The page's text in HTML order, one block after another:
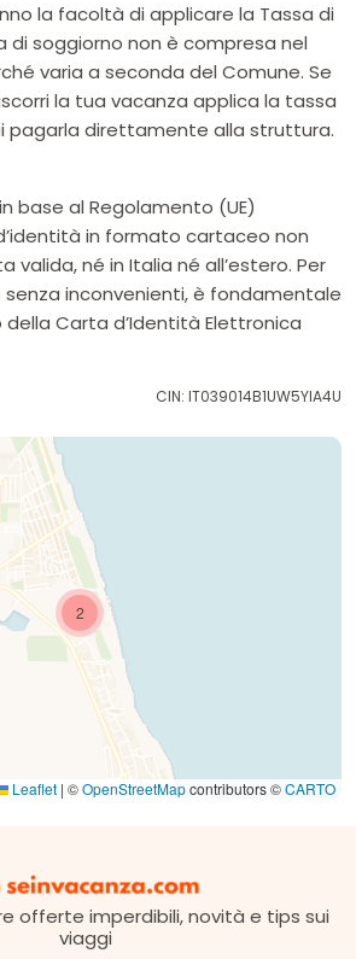
la facoltà di applicare la Tassa di
di soggiorno non è compresa nel
varia a seconda del Comune. Se
la tua vacanza applica la tassa
pagarla direttamente alla struttura.
base al Regolamento (UE)
in formato cartaceo non
valida, né in Italia né all’estero. Per
inconvenienti, è fondamentale
Carta d’Identità Elettronica
CIN: IT039014B1UW5YIA4U
2
Leaflet | ©OpenStreetMapcontributors ©CARTO
offerte imperdibili, novità e tips sui
viaggi